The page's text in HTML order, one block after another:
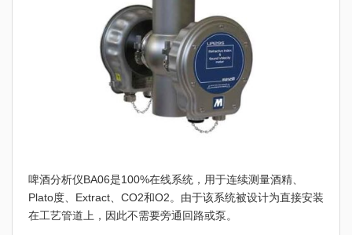
啤酒分析仪BA06是100%在线系统，用于连续测量酒精、
Plato度、Extract、CO2和O2。由于该系统被设计为直接安装
在工艺管道上，因此不需要旁通回路或泵。